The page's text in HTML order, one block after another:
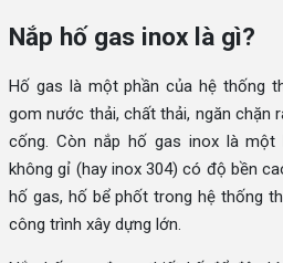
Nắp hố gas inox là gì?
Hố gas là một phần của hệ thống
gom nước thải, chất thải, ngăn chặn
cống. Còn nắp hố gas inox là
không gỉ (hay inox 304) có độ bền
hố gas, hố bể phốt trong hệ thống
công trình xây dựng lớn.